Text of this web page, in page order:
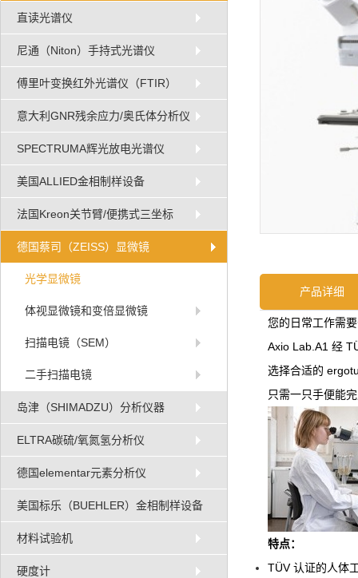
直读光谱仪
尼通（Niton）手持式光谱仪
傅里叶变换红外光谱仪（FTIR）
意大利GNR残余应力/奥氏体分析仪
SPECTRUMA辉光放电光谱仪
美国ALLIED金相制样设备
法国Kreon关节臂/便携式三坐标
德国蔡司（ZEISS）显微镜
光学显微镜
体视显微镜和变倍显微镜
扫描电镜（SEM）
二手扫描电镜
岛津（SHIMADZU）分析仪器
ELTRA碳硫/氧氮氢分析仪
德国elementar元素分析仪
美国标乐（BUEHLER）金相制样设备
材料试验机
硬度计
产品详细
您的日常工作需
Axio Lab.A1 经
选择合适的
只需一只手便能
特点：
TÜV 认证的人体